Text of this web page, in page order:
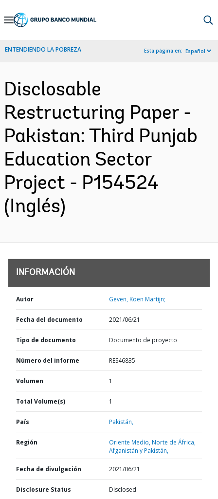
Skip
Navigation
ENTENDIENDO LA POBREZA Esta página en: Español
Disclosable
Restructuring Paper -
Pakistan: Third Punjab
Education Sector
Project - P154524
(Inglés)
INFORMACIÓN
Autor Geven, Koen Martijn;
Fecha del documento 2021/06/21
Tipo de documento Documento de proyecto
Número del informe RES46835
Volumen 1
Total Volume(s) 1
País Pakistán,
Región
Oriente Medio, Norte de África,
Afganistán y Pakistán,
Fecha de divulgación 2021/06/21
Disclosure Status Disclosed